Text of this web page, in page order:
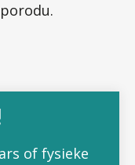
of fysieke